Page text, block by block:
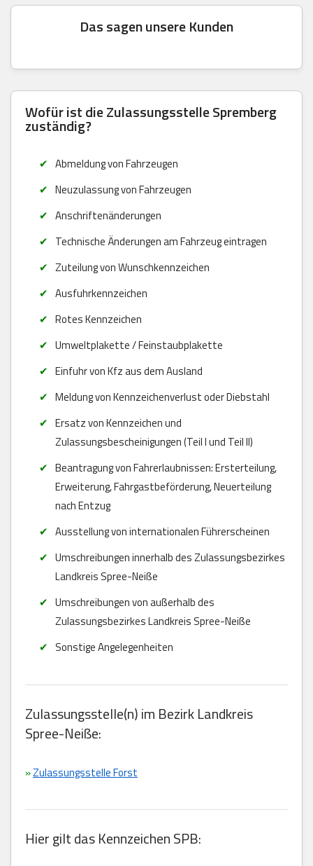
Das sagen unsere Kunden
Wofür ist die Zulassungsstelle Spremberg
zuständig?
Abmeldung von Fahrzeugen
Neuzulassung von Fahrzeugen
Anschriftenänderungen
Technische Änderungen am Fahrzeug eintragen
Zuteilung von Wunschkennzeichen
Ausfuhrkennzeichen
Rotes Kennzeichen
Umweltplakette / Feinstaubplakette
Einfuhr von Kfz aus dem Ausland
Meldung von Kennzeichenverlust oder Diebstahl
Ersatz von Kennzeichen und
Zulassungsbescheinigungen (Teil I und Teil II)
Beantragung von Fahrerlaubnissen: Ersterteilung,
Erweiterung, Fahrgastbeförderung, Neuerteilung
nach Entzug
Ausstellung von internationalen Führerscheinen
Umschreibungen innerhalb des Zulassungsbezirkes
Landkreis Spree-Neiße
Umschreibungen von außerhalb des
Zulassungsbezirkes Landkreis Spree-Neiße
Sonstige Angelegenheiten
Zulassungsstelle(n) im Bezirk Landkreis
Spree-Neiße:
»Zulassungsstelle Forst
Hier gilt das Kennzeichen SPB: